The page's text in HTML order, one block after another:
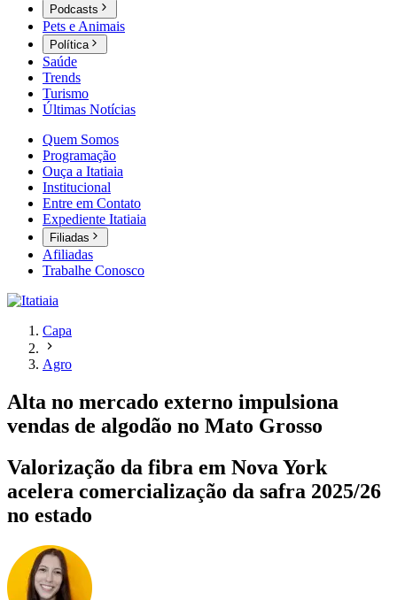
Podcasts
Pets e Animais
Política
Saúde
Trends
Turismo
Últimas Notícias
Quem Somos
Programação
Ouça a Itatiaia
Institucional
Entre em Contato
Expediente Itatiaia
Filiadas
Afiliadas
Trabalhe Conosco
Capa
Agro
Alta no mercado externo impulsiona
vendas de algodão no Mato Grosso
Valorização da fibra em Nova York
acelera comercialização da safra 2025/26
no estado